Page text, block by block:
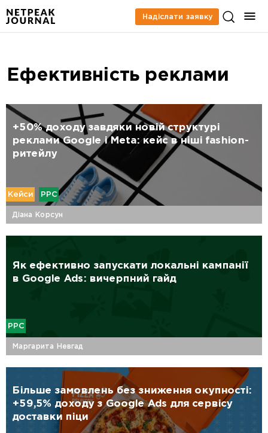
Надіслати заявку
Ефективність реклами
+50% доходу завдяки новій структурі
реклами Google і Meta: кейс в ніші fashion-
ритейлу
Кейси PPC
Діана Корсун
Як ефективно запускати локальні кампанії
в Google Ads: вичерпний гайд
PPC
Маргарита Невгад
Більше замовлень без зниження окупності:
+59,5% доходу з Google Ads для сервісу
доставки піци